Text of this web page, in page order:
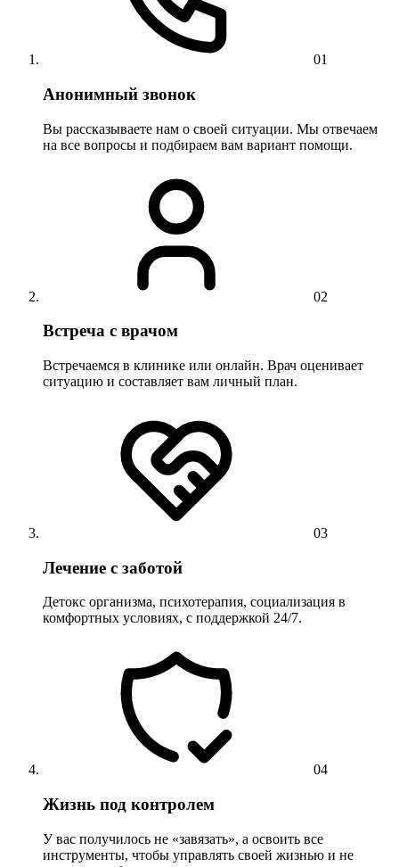
01
Анонимный звонок
Вы рассказываете нам о своей ситуации. Мы отвечаем
на все вопросы и подбираем вам вариант помощи.
02
Встреча с врачом
Встречаемся в клинике или онлайн. Врач оценивает
ситуацию и составляет вам личный план.
03
Лечение с заботой
Детокс организма, психотерапия, социализация в
комфортных условиях, с поддержкой 24/7.
04
Жизнь под контролем
У вас получилось не «завязать», а освоить все
инструменты, чтобы управлять своей жизнью и не